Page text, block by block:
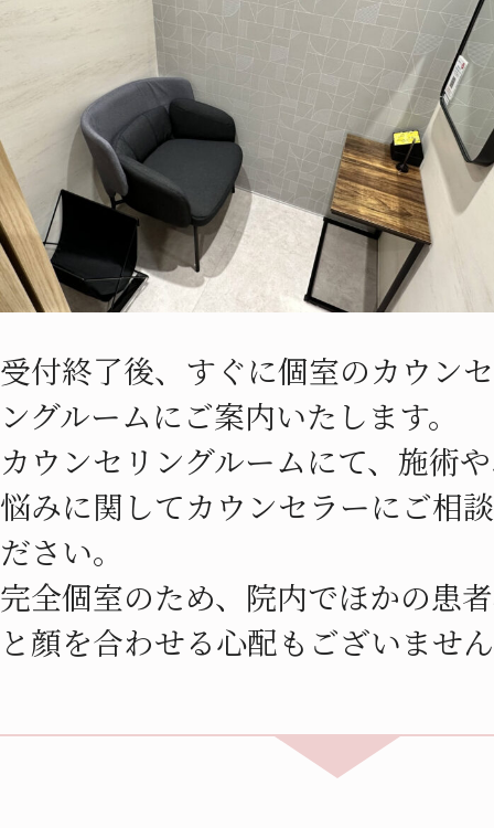
受付終了後、すぐに個室のカウン
ングルームにご案内いたします。
カウンセリングルームにて、施術
悩みに関してカウンセラーにご相
ださい。
完全個室のため、院内でほかの患
と顔を合わせる心配もございませ